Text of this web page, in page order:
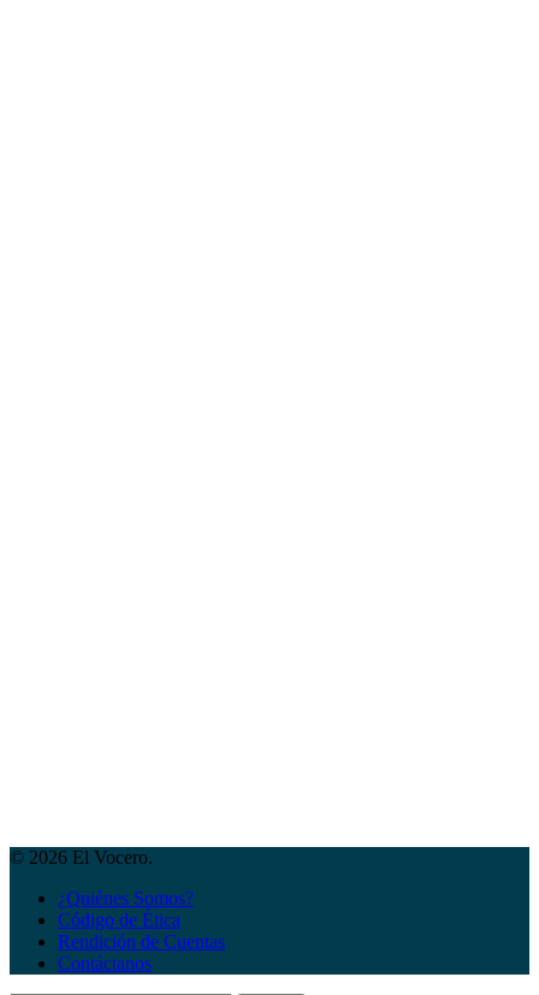
© 2026 El Vocero.
¿Quiénes Somos?
Código de Ética
Rendición de Cuentas
Contáctanos